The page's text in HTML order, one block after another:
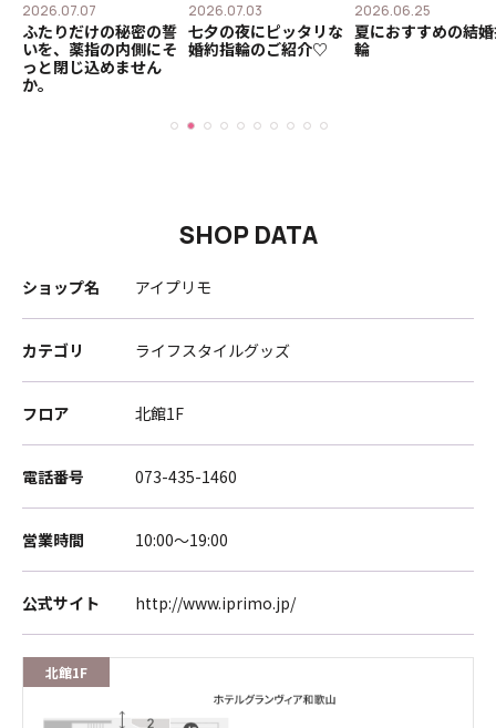
2026.07.07
ふたりだけの秘密の誓
いを、薬指の内側にそ
っと閉じ込めません
か。
2026.07.03
七夕の夜にピッタリな
婚約指輪のご紹介♡
2026.06.25
夏におすすめの結
輪
SHOP DATA
ショップ名 アイプリモ
カテゴリ ライフスタイルグッズ
フロア 北館1F
電話番号 073-435-1460
営業時間 10:00～19:00
公式サイト http://www.iprimo.jp/
北館1F